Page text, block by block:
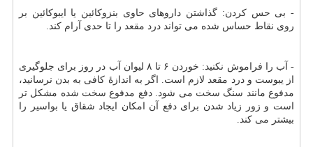
- بی حس کردن: گذاشتن داروهای حاوی بنزوکائین یا ایبوکائین بر
روی نقاط حساس شده می تواند درد مقعد را تا حدی آرام کند.
- آب را فراموش نکنید: خوردن ۶ تا ۸ لیوان آب در روز برای جلوگیری
از یبوست و درد مقعد لازم است. اگر به اندازهٔ کافی به بدن نرسانید،
مدفوع مانند سنگ سخت می شود. دفع مدفوع سخت شده مشکل تر
است و زور زیاد شدن برای دفع آن امکان ایجاد شقاق یا بواسیر را
بیشتر می کند.